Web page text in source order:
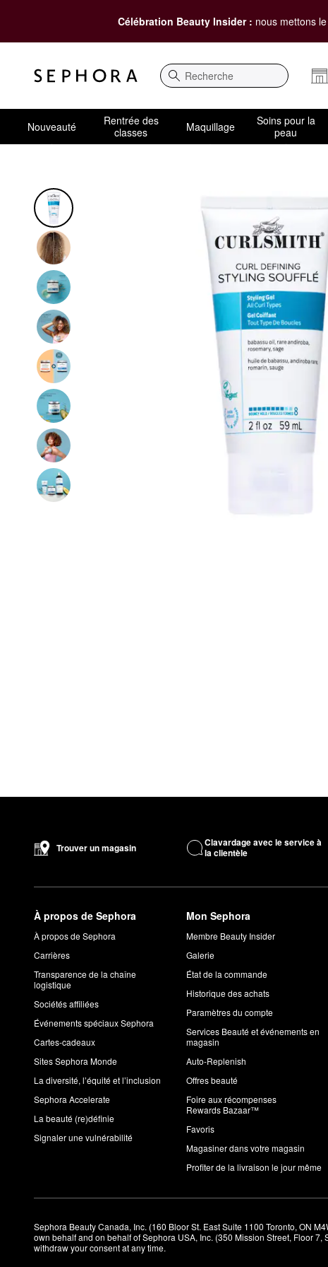
Célébration Beauty Insider : nous mettons
Recherche
Nouveauté
Rentrée des
classes
Maquillage
Soins pour la
peau
Trouver un magasin
Clavardage avec le service à
la clientèle
À propos de Sephora
À propos de Sephora
Carrières
Transparence de la chaîne
logistique
Sociétés affiliées
Événements spéciaux Sephora
Cartes-cadeaux
Sites Sephora Monde
La diversité, l’équité et l’inclusion
Sephora Accelerate
La beauté (re)définie
Signaler une vulnérabilité
Mon Sephora
Membre Beauty Insider
Galerie
État de la commande
Historique des achats
Paramètres du compte
Services Beauté et événements en
magasin
Auto-Replenish
Offres beauté
Foire aux récompenses
Rewards Bazaar™
Favoris
Magasiner dans votre magasin
Profiter de la livraison le jour même
Sephora Beauty Canada, Inc. (160 Bloor St. East Suite 1100 Toronto, ON
own behalf and on behalf of Sephora USA, Inc. (350 Mission Street, Floor
withdraw your consent at any time.